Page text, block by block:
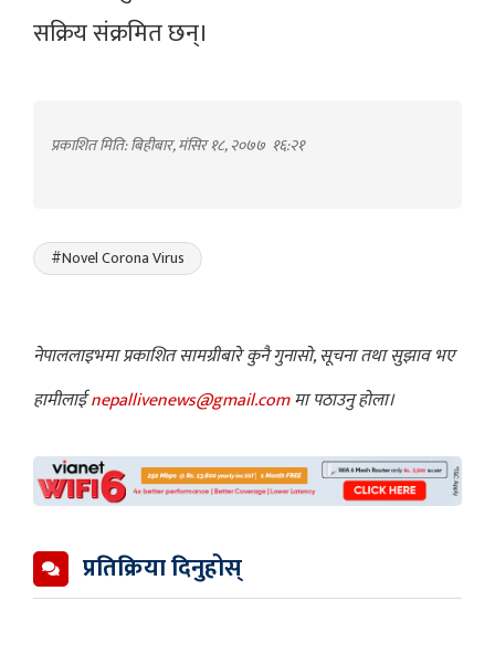
सक्रिय संक्रमित छन्।
प्रकाशित मिति: बिहीबार, मंसिर १८, २०७७ १६:२१
#Novel Corona Virus
नेपाललाइभमा प्रकाशित सामग्रीबारे कुनै गुनासो, सूचना तथा सुझाव भए
हामीलाईnepallivenews@gmail.comमा पठाउनु होला।
प्रतिक्रिया दिनुहोस्